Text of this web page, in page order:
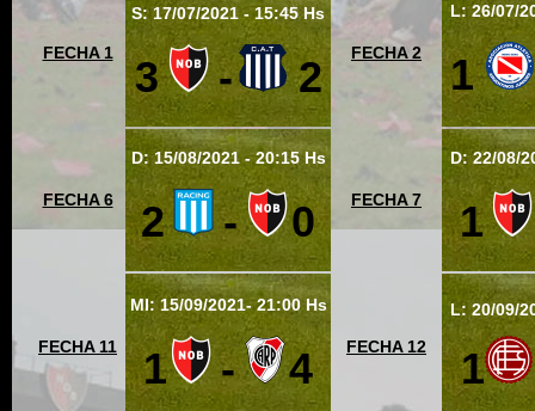
FECHA 1
S: 17/07/2021 - 15:45 Hs
3 - 2 FECHA 2
L: 26/07/
1
FECHA 6
D: 15/08/2021 - 20:15 Hs
2 - 0 FECHA 7
D: 22/08/
1
FECHA 11
MI: 15/09/2021- 21:00 Hs
1 - 4 FECHA 12
L: 20/09/
1